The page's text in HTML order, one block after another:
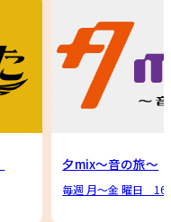
夕mix～音の旅～
毎週 月～金 曜日